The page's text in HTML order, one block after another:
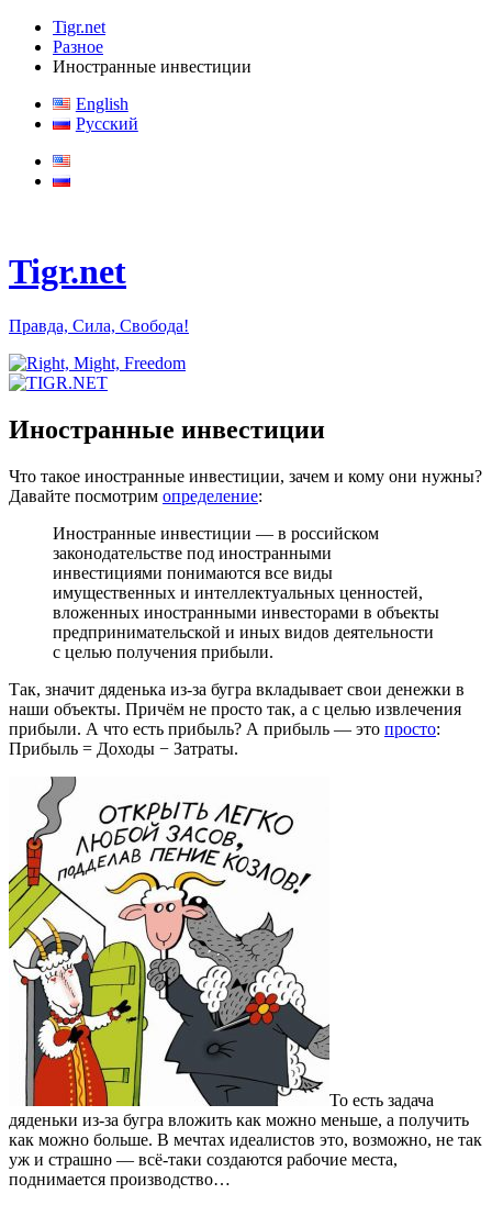
Tigr.net
Разное
Иностранные инвестиции
English
Русский
Tigr.net
Правда, Сила, Свобода!
Иностранные инвестиции
Что такое иностранные инвестиции, зачем и кому они нужны?
Давайте посмотрим определение:
Иностранные инвестиции — в российском
законодательстве под иностранными
инвестициями понимаются все виды
имущественных и интеллектуальных ценностей,
вложенных иностранными инвесторами в объекты
предпринимательской и иных видов деятельности
с целью получения прибыли.
Так, значит дяденька из-за бугра вкладывает свои денежки в
наши объекты. Причём не просто так, а с целью извлечения
прибыли. А что есть прибыль? А прибыль — это просто:
Прибыль = Доходы − Затраты.
То есть задача
дяденьки из-за бугра вложить как можно меньше, а получить
как можно больше. В мечтах идеалистов это, возможно, не так
уж и страшно — всё-таки создаются рабочие места,
поднимается производство…